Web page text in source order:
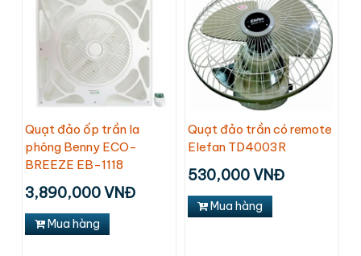
Quạt đảo ốp trần la
phông Benny ECO-
BREEZE EB-1118
3,890,000 VNĐ
Mua hàng
Quạt đảo trần có remote
Elefan TD4003R
530,000 VNĐ
Mua hàng